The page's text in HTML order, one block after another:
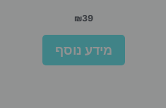
₪39
מידע נוסף